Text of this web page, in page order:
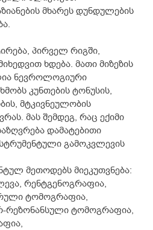
მხარეს დუნდულების
პირველ რიგში,
ხდება. მათი მიზეზის
ნევროლოგიური
კუნთების ტონუსის,
მტკივნეულობის
მას შემდეგ, რაც ექიმი
დამატებითი
გამოკვლევის
მეთოდებს მიეკუთვნება:
რენტგენოგრაფია,
ტომოგრაფია,
რეზონანსული ტომოგრაფია,